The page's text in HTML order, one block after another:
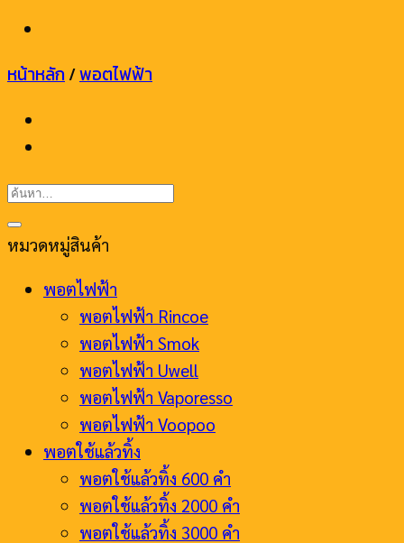
หน้าหลัก/พอตไฟฟ้า
ค้นหา:
หมวดหมู่สินค้า
พอตไฟฟ้า
พอตไฟฟ้า Rincoe
พอตไฟฟ้า Smok
พอตไฟฟ้า Uwell
พอตไฟฟ้า Vaporesso
พอตไฟฟ้า Voopoo
พอตใช้แล้วทิ้ง
พอตใช้แล้วทิ้ง 600 คำ
พอตใช้แล้วทิ้ง 2000 คำ
พอตใช้แล้วทิ้ง 3000 คำ